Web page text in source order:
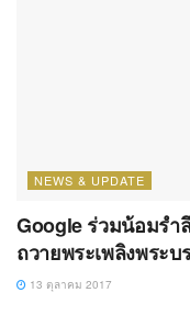
NEWS & UPDATE
Google ร่วมน้อมร
ถวายพระเพลิงพระบ
13 ตุลาคม 2017